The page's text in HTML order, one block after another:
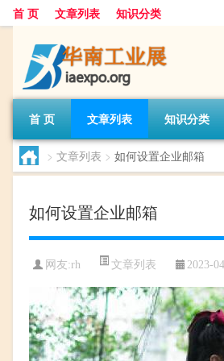
首 页 文章列表 知识分类
首 页 文章列表 知识分类
> 文章列表 > 如何设置企业邮箱
如何设置企业邮箱
网友:rh 文章列表 2023-